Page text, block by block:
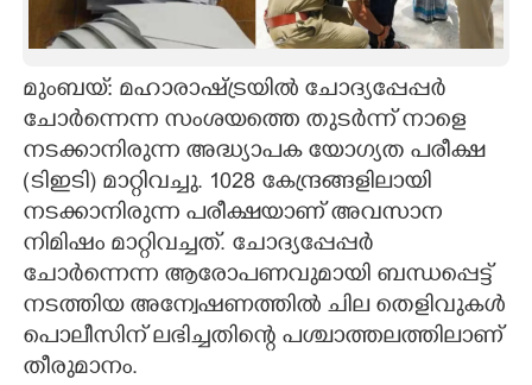
ASTRO
CARTOONS
LITERATURE
ZOOM
CONTACT US
മുംബയ്: മഹാരാഷ്ട്രയിൽ ചോദ്യപ്പേപ്പർ
ചോ‌ർന്നെന്ന സംശയത്തെ തുടർന്ന് നാളെ
നടക്കാനിരുന്ന അദ്ധ്യാപക യോഗ്യത പരീക്ഷ
(ടിഇടി) മാറ്റിവച്ചു. 1028 കേന്ദ്രങ്ങളിലായി
നടക്കാനിരുന്ന പരീക്ഷയാണ് അവസാന
നിമിഷം മാറ്റിവച്ചത്. ചോദ്യപ്പേപ്പർ
ചോർന്നെന്ന ആരോപണവുമായി ബന്ധപ്പെട്ട്
നടത്തിയ അന്വേഷണത്തിൽ ചില തെളിവുകൾ
പൊലീസിന് ലഭിച്ചതിന്റെ പശ്ചാത്തലത്തിലാണ്
തീരുമാനം.